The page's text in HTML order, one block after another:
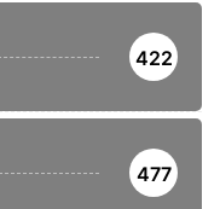
422
477